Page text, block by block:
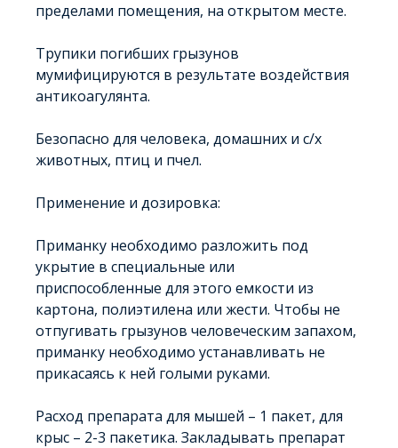
пределами помещения, на открытом месте.
Трупики погибших грызунов
мумифицируются в результате воздействия
антикоагулянта.
Безопасно для человека, домашних и с/х
животных, птиц и пчел.
Применение и дозировка:
Приманку необходимо разложить под
укрытие в специальные или
приспособленные для этого емкости из
картона, полиэтилена или жести. Чтобы не
отпугивать грызунов человеческим запахом,
приманку необходимо устанавливать не
прикасаясь к ней голыми руками.
Расход препарата для мышей – 1 пакет, для
крыс – 2-3 пакетика. Закладывать препарат